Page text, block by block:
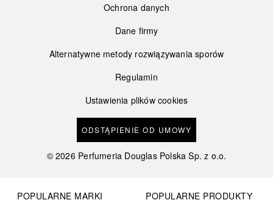
Ochrona danych
Dane firmy
Alternatywne metody rozwiązywania sporów
Regulamin
Ustawienia plików cookies
ODSTĄPIENIE OD UMOWY
©2026 Perfumeria Douglas Polska Sp. z o.o.
POPULARNE MARKI
POPULARNE PRODUKTY